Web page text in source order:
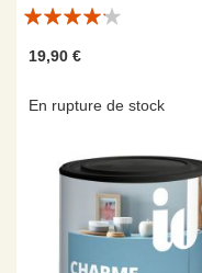
Évaluation:
19,90 €
En rupture de stock